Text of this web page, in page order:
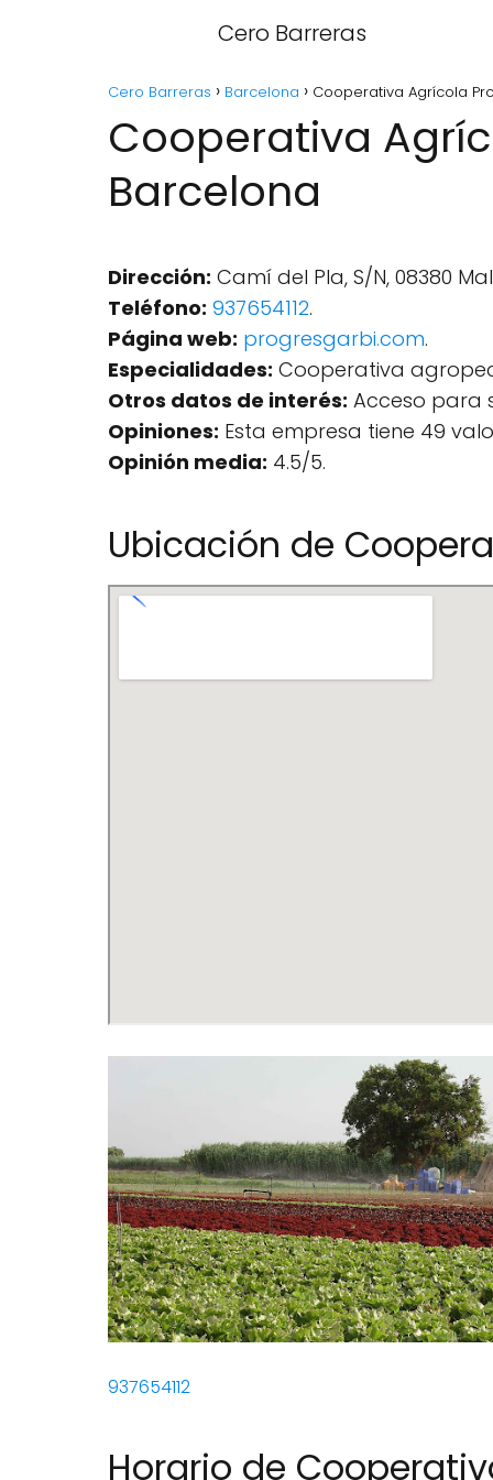
Cero Barreras
Cero Barreras Barcelona Cooperativa Agrícola
Cooperativa
Barcelona
Dirección: Camí del Pla, S/N, 08380
Teléfono: 937654112.
Página web: progresgarbi.com.
Especialidades: Cooperativa
Otros datos de interés: Acceso para
Opiniones: Esta empresa tiene 49
Opinión media: 4.5/5.
Ubicación de
937654112
Horario de